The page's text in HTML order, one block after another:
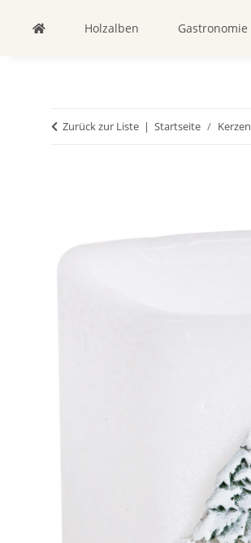
Holzalben Gastronomie
Zurück zur Liste Startseite Kerzen